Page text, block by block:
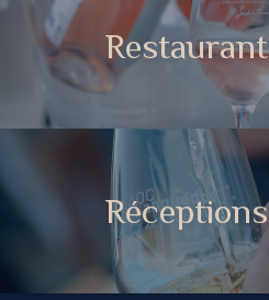
Restaurant
Réceptions